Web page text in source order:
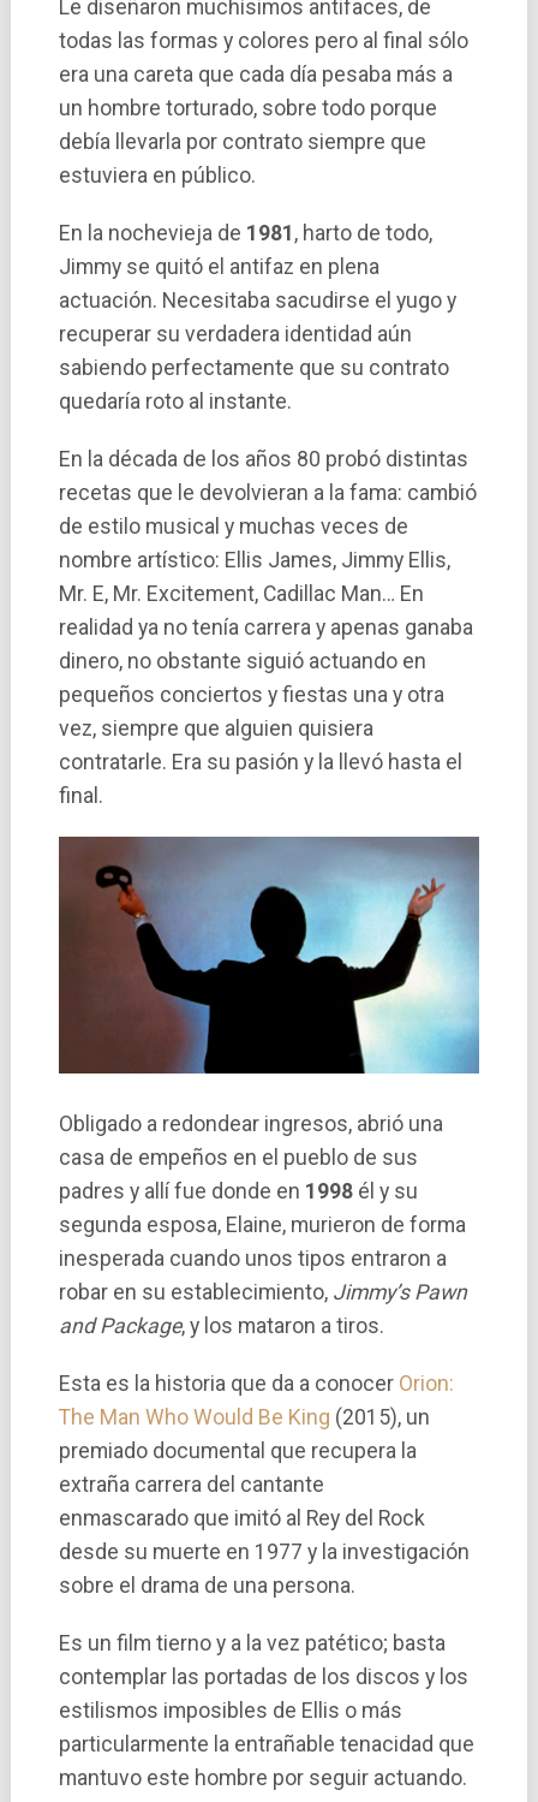
Le diseñaron muchí­simos antifaces, de
todas las formas y colores pero al final sólo
era una careta que cada dí­a pesaba más a
un hombre torturado, sobre todo porque
debí­a llevarla por contrato siempre que
estuviera en público.
En la nochevieja de 1981 , harto de todo,
Jimmy se quitó el antifaz en plena
actuación. Necesitaba sacudirse el yugo y
recuperar su verdadera identidad aún
sabiendo perfectamente que su contrato
quedaría roto al instante.
En la década de los años 80 probó distintas
recetas que le devolvieran a la fama: cambió
de estilo musical y muchas veces de
nombre artí­stico: Ellis James, Jimmy Ellis,
Mr. E, Mr. Excitement, Cadillac Man… En
realidad ya no tení­a carrera y apenas ganaba
dinero, no obstante siguió actuando en
pequeños conciertos y fiestas una y otra
vez, siempre que alguien quisiera
contratarle. Era su pasión y la llevó hasta el
final.
Obligado a redondear ingresos, abrió una
casa de empeños en el pueblo de sus
padres y allí­ fue donde en 1998él y su
segunda esposa, Elaine, murieron de forma
inesperada cuando unos tipos entraron a
robar en su establecimiento, Jimmy’s Pawn
and Package, y los mataron a tiros.
Esta es la historia que da a conocer Orion:
The Man Who Would Be King (2015), un
premiado documental que recupera la
extraña carrera del cantante
enmascarado que imitó al Rey del Rock
desde su muerte en 1977 y la investigación
sobre el drama de una persona.
Es un film tierno y a la vez patético; basta
contemplar las portadas de los discos y los
estilismos imposibles de Ellis o más
particularmente la entrañable tenacidad que
mantuvo este hombre por seguir actuando.